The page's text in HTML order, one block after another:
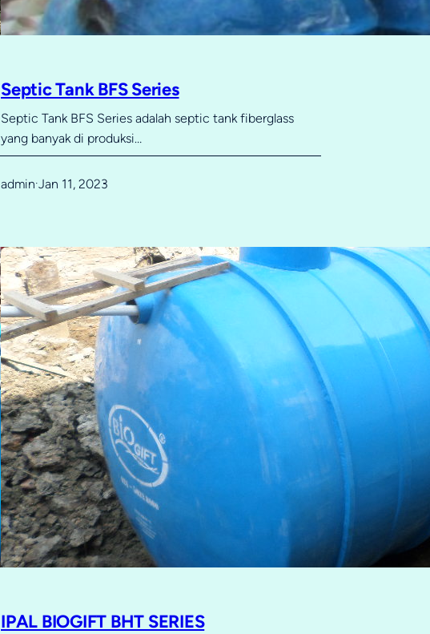
Septic Tank BFS Series
Septic Tank BFS Series adalah septic tank fiberglass
yang banyak di produksi…
admin·Jan 11, 2023
IPAL BIOGIFT BHT SERIES